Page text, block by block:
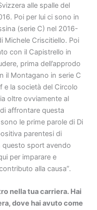
alle spalle del
Poi per lui ci sono in
(serie C) nel 2016-
Michele Criscitiello. Poi
con il Capistrello in
prima dell’approdo
il Montagano in serie C
e la società del Circolo
oltre ovviamente al
affrontare questa
le prime parole di Di
parentesi di
sport avendo
per imparare e
alla causa”.
nella tua carriera. Hai
dove hai avuto come